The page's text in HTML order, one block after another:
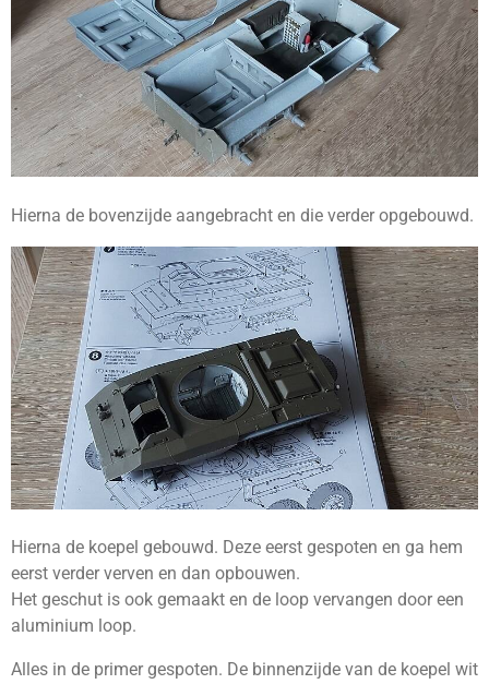
Hierna de bovenzijde aangebracht en die verder opgebouwd.
Hierna de koepel gebouwd. Deze eerst gespoten en ga hem
eerst verder verven en dan opbouwen.
Het geschut is ook gemaakt en de loop vervangen door een
aluminium loop.
Alles in de primer gespoten. De binnenzijde van de koepel wit